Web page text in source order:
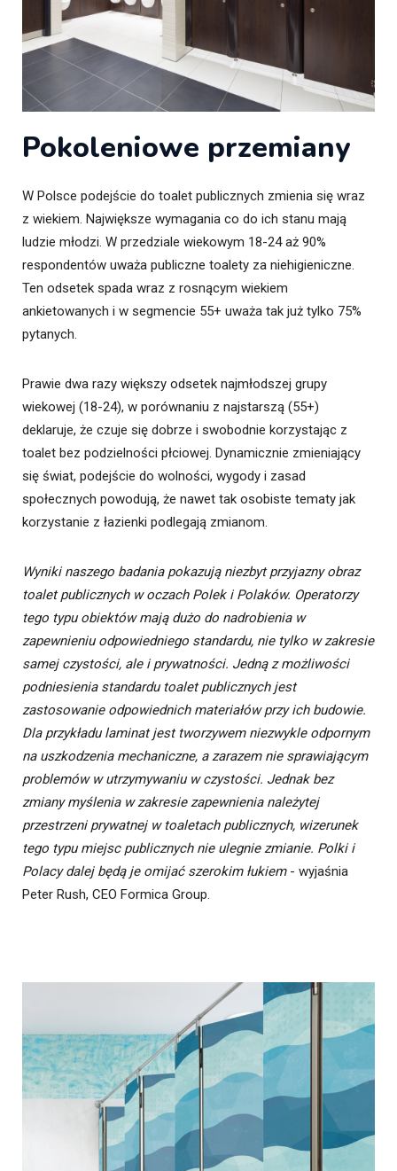
Pokoleniowe przemiany
W Polsce podejście do toalet publicznych zmienia się wraz
z wiekiem. Największe wymagania co do ich stanu mają
ludzie młodzi. W przedziale wiekowym 18-24 aż 90%
respondentów uważa publiczne toalety za niehigieniczne.
Ten odsetek spada wraz z rosnącym wiekiem
ankietowanych i w segmencie 55+ uważa tak już tylko 75%
pytanych.
Prawie dwa razy większy odsetek najmłodszej grupy
wiekowej (18-24), w porównaniu z najstarszą (55+)
deklaruje, że czuje się dobrze i swobodnie korzystając z
toalet bez podzielności płciowej. Dynamicznie zmieniający
się świat, podejście do wolności, wygody i zasad
społecznych powodują, że nawet tak osobiste tematy jak
korzystanie z łazienki podlegają zmianom.
Wyniki naszego badania pokazują niezbyt przyjazny obraz
toalet publicznych w oczach Polek i Polaków. Operatorzy
tego typu obiektów mają dużo do nadrobienia w
zapewnieniu odpowiedniego standardu, nie tylko w zakresie
samej czystości, ale i prywatności. Jedną z możliwości
podniesienia standardu toalet publicznych jest
zastosowanie odpowiednich materiałów przy ich budowie.
Dla przykładu laminat jest tworzywem niezwykle odpornym
na uszkodzenia mechaniczne, a zarazem nie sprawiającym
problemów w utrzymywaniu w czystości. Jednak bez
zmiany myślenia w zakresie zapewnienia należytej
przestrzeni prywatnej w toaletach publicznych, wizerunek
tego typu miejsc publicznych nie ulegnie zmianie. Polki i
Polacy dalej będą je omijać szerokim łukiem- wyjaśnia
Peter Rush, CEO Formica Group.